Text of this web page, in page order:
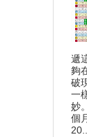
遞
夠
破
一
妙
個